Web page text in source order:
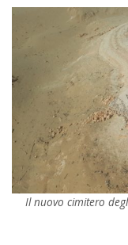
Il nuovo cimitero